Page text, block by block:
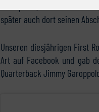
Dazu passt, dass Rainn
später auch dort seinen
Unseren diesjährigen First
Art auf ​Facebook​ und gab
Quarterback Jimmy